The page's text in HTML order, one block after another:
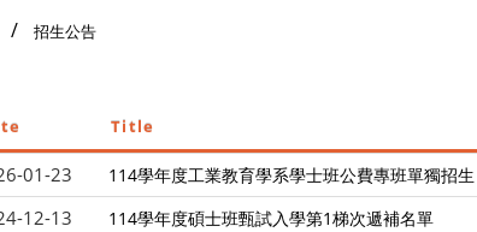
招生公告
Title
01-23 114學年度工業教育學系學士班公費專班單獨招生
12-13 114學年度碩士班甄試入學第1梯次遞補名單